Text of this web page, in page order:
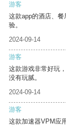
游客
这款app的酒店、
验。
2024-09-14
游客
这款游戏非常好玩
没有玩腻。
2024-09-14
游客
这款加速器VPM应